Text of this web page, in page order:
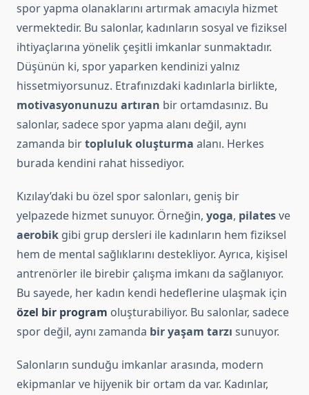
spor yapma olanaklarını artırmak amacıyla hizmet
vermektedir. Bu salonlar, kadınların sosyal ve fiziksel
ihtiyaçlarına yönelik çeşitli imkanlar sunmaktadır.
Düşünün ki, spor yaparken kendinizi yalnız
hissetmiyorsunuz. Etrafınızdaki kadınlarla birlikte,
motivasyonunuzu artıran bir ortamdasınız. Bu
salonlar, sadece spor yapma alanı değil, aynı
zamanda birtopluluk oluşturma alanı. Herkes
burada kendini rahat hissediyor.
Kızılay’daki bu özel spor salonları, geniş bir
yelpazede hizmet sunuyor. Örneğin, yoga, pilatesve
aerobik gibi grup dersleri ile kadınların hem fiziksel
hem de mental sağlıklarını destekliyor. Ayrıca, kişisel
antrenörler ile birebir çalışma imkanı da sağlanıyor.
Bu sayede, her kadın kendi hedeflerine ulaşmak için
özel bir program oluşturabiliyor. Bu salonlar, sadece
spor değil, aynı zamanda bir yaşam tarzı sunuyor.
Salonların sunduğu imkanlar arasında, modern
ekipmanlar ve hijyenik bir ortam da var. Kadınlar,